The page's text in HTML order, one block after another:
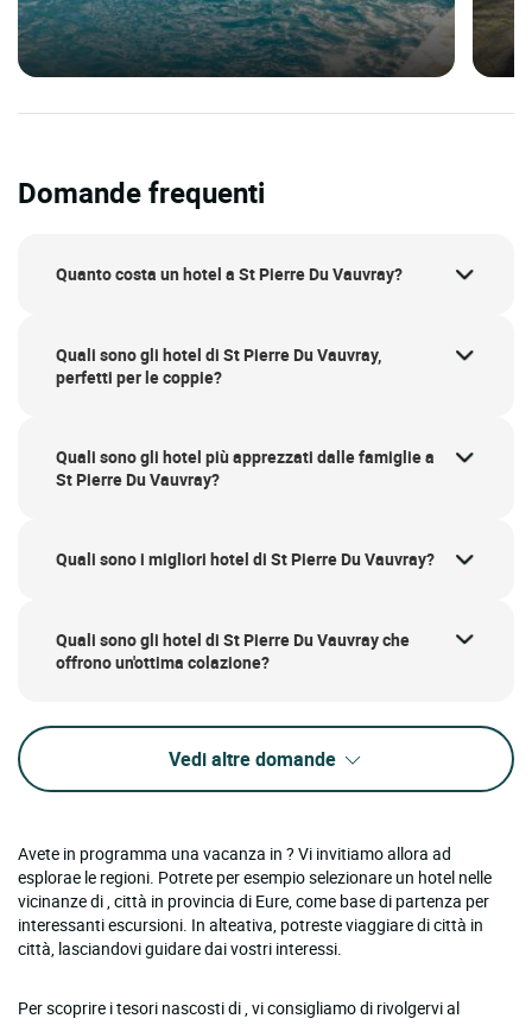
Domande frequenti
Quanto costa un hotel a St Pierre Du Vauvray?
Quali sono gli hotel di St Pierre Du Vauvray,
perfetti per le coppie?
Quali sono gli hotel più apprezzati dalle famiglie a
St Pierre Du Vauvray?
Quali sono i migliori hotel di St Pierre Du Vauvray?
Quali sono gli hotel di St Pierre Du Vauvray che
offrono un'ottima colazione?
Vedi altre domande
Avete in programma una vacanza in ? Vi invitiamo allora ad
esplorae le regioni. Potrete per esempio selezionare un hotel nelle
vicinanze di , città in provincia di Eure, come base di partenza per
interessanti escursioni. In alteativa, potreste viaggiare di città in
città, lasciandovi guidare dai vostri interessi.
Per scoprire i tesori nascosti di , vi consigliamo di rivolgervi al